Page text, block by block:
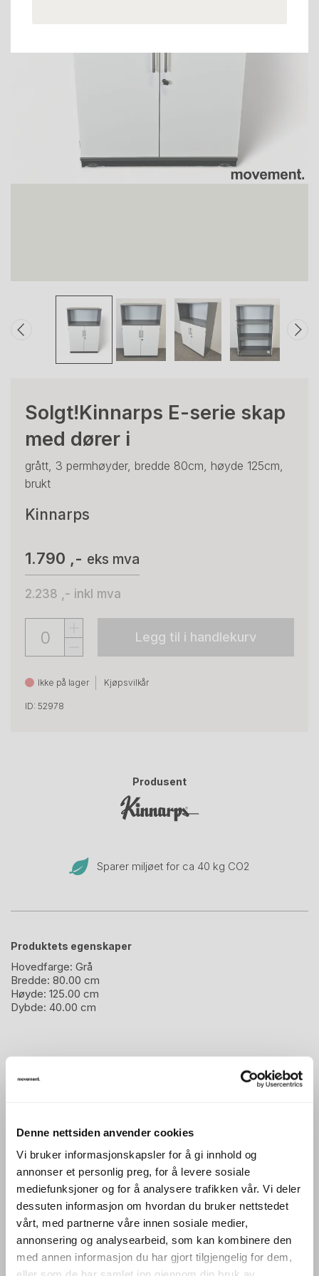
Denne nettsiden anvender cookies
Vi bruker informasjonskapsler for å gi innhold og
annonser et personlig preg, for å levere sosiale
mediefunksjoner og for å analysere trafikken vår. Vi deler
dessuten informasjon om hvordan du bruker nettstedet
vårt, med partnerne våre innen sosiale medier,
annonsering og analysearbeid, som kan kombinere den
med annen informasjon du har gjort tilgjengelig for dem,
Solgt!Kinnarps E-serie skap
med dører i
grått, 3 permhøyder, bredde 80cm, høyde 125cm,
brukt
Kinnarps
1.790 ,- eks mva
2.238 ,- inkl mva
Legg til i handlekurv
Ikke på lager Kjøpsvilkår
ID: 52978
Produsent
Sparer miljøet for ca 40 kg CO2
Produktets egenskaper
Hovedfarge: Grå
Bredde: 80.00 cm
Høyde: 125.00 cm
Dybde: 40.00 cm
Produsent: Kinnarps
Serie: E-serie (Serie-E förvaring)
Dører foran 2 hyller, topphyllen er åpen.
OBS! Har noe kosmetisk småtteri.
Mål:
80 cm bredde